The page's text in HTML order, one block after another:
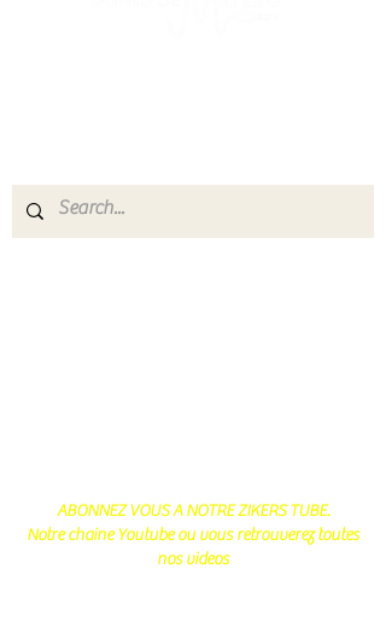
ABONNEZ VOUS A NOTRE ZIKERS TUBE.
Notre chaine Youtube ou vous retrouverez toutes
nos videos